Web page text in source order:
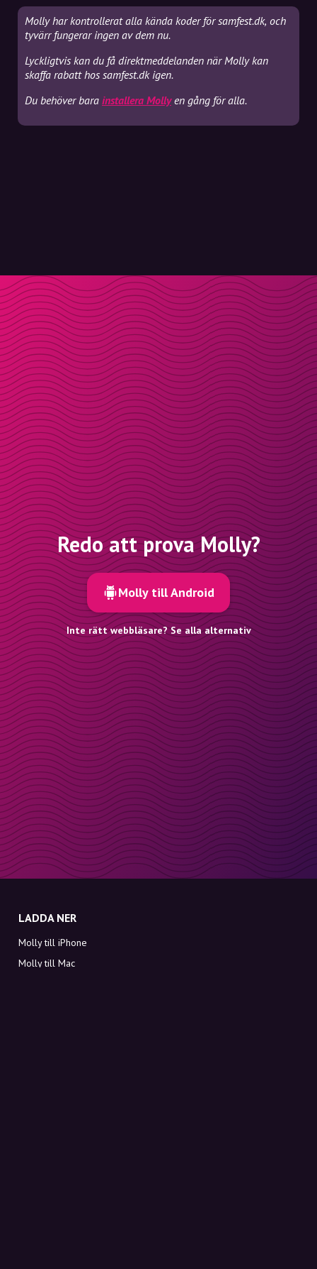
Molly har kontrollerat alla kända koder för samfest.dk, och
tyvärr fungerar ingen av dem nu.
Lyckligtvis kan du få direktmeddelanden när Molly kan
skaffa rabatt hos samfest.dk igen.
Du behöver bara installera Mollyen gång för alla.
Redo att prova Molly?
Molly till Android
Inte rätt webbläsare? Se alla alternativ
LADDA NER
Molly till iPhone
Molly till Mac